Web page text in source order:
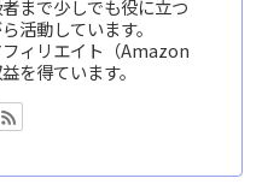
まで少しでも役に立つ
活動しています。
ィリエイト（Amazon
を得ています。